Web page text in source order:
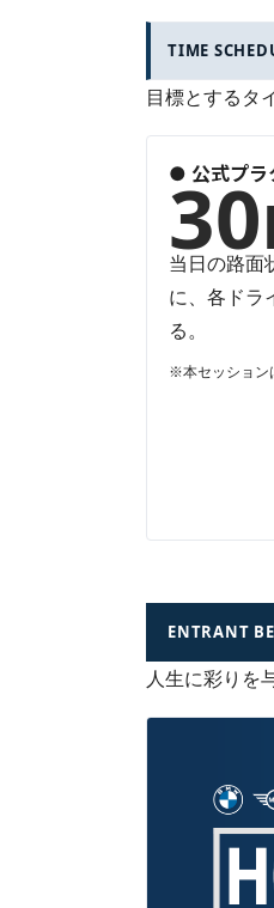
TIME
目標とするタ
● 公式プラ
当日の路面
に、各ドラ
る。
※本セッション
ENTRANT
人生に彩りを